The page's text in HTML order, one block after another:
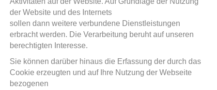
der Website und des Internets
sollen dann weitere verbundene Dienstleistungen
erbracht werden. Die Verarbeitung beruht auf unseren
berechtigten Interesse.
Sie können darüber hinaus die Erfassung der durch das
Cookie erzeugten und auf Ihre Nutzung der Webseite
bezogenen